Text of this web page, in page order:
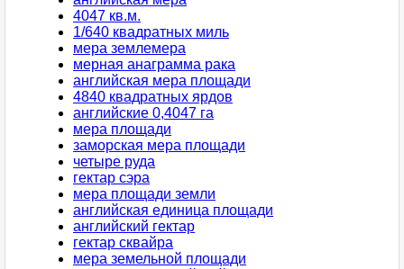
4047 кв.м.
1/640 квадратных миль
мера землемера
мерная анаграмма рака
английская мера площади
4840 квадратных ярдов
английские 0,4047 га
мера площади
заморская мера площади
четыре руда
гектар сэра
мера площади земли
английская единица площади
английский гектар
гектар сквайра
мера земельной площади